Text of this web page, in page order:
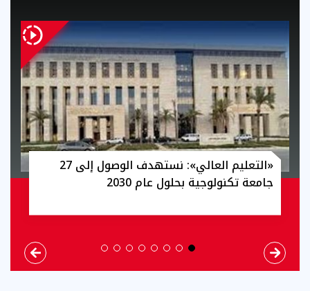
كواليس تُكشف لأول مرة.. عزيز الشافعي يتحدث
عن أعماله مع إسعاد يونس الأحد